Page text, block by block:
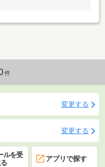
件
変更する
変更する
ルを受
アプリで探す